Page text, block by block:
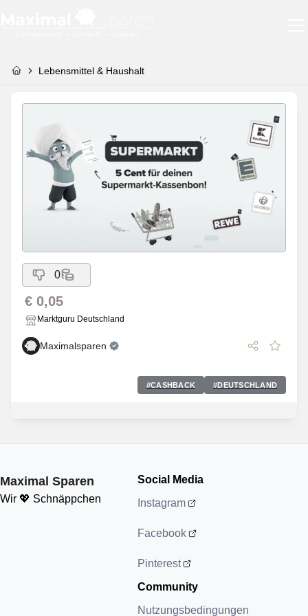
Lebensmittel & Haushalt
0
€ 0,05
Marktguru Deutschland
Maximalsparen
#CASHBACK #DEUTSCHLAND
Maximal Sparen
Wir 💖 Schnäppchen
Social Media
Instagram
Facebook
Pinterest
Community
Nutzungsbedingungen